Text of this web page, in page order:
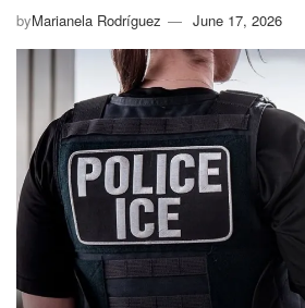
byMarianela Rodríguez June 17, 2026